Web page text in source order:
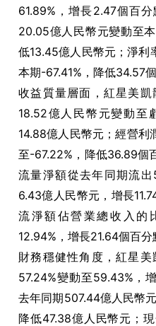
61.89%，增長2.47個百
20.05億人民幣元變動至
低13.45億人民幣元；淨
本期-67.41%，降低34.57個
收益質量層面，紅星美
18.52億人民幣元變動至
14.88億人民幣元；經營
至-67.22%，降低36.89個
流量淨額從去年同期流
6.43億人民幣元，增長
流淨額佔營業總收入的
12.94%，增長21.64個百分
財務穩健性角度，紅星
57.24%變動至59.43%，
去年同期507.44億人民幣
降低47.38億人民幣元；